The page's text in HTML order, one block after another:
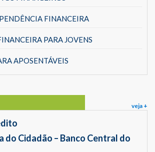
FINANCEIRA
PARA JOVENS
APOSENTÁVEIS
veja +
do Cidadão – Banco Central do